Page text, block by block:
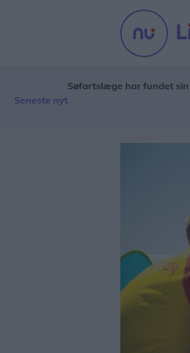
Seneste nyt
Søfartslæge har fundet sin plads